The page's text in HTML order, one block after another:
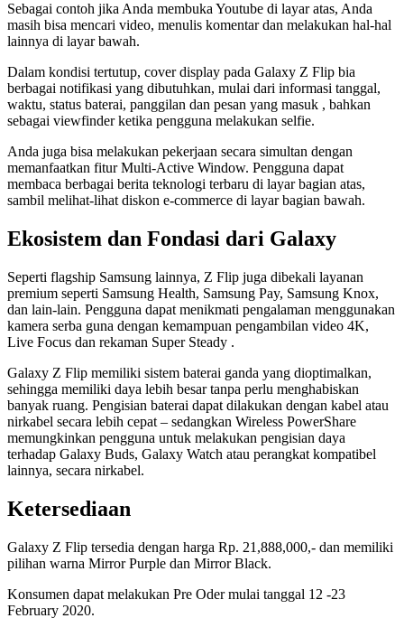
Sebagai contoh jika Anda membuka Youtube di layar atas, Anda
masih bisa mencari video, menulis komentar dan melakukan hal-hal
lainnya di layar bawah.
Dalam kondisi tertutup, cover display pada Galaxy Z Flip bia
berbagai notifikasi yang dibutuhkan, mulai dari informasi tanggal,
waktu, status baterai, panggilan dan pesan yang masuk , bahkan
sebagai viewfinder ketika pengguna melakukan selfie.
Anda juga bisa melakukan pekerjaan secara simultan dengan
memanfaatkan fitur Multi-Active Window. Pengguna dapat
membaca berbagai berita teknologi terbaru di layar bagian atas,
sambil melihat-lihat diskon e-commerce di layar bagian bawah.
Ekosistem dan Fondasi dari Galaxy
Seperti flagship Samsung lainnya, Z Flip juga dibekali layanan
premium seperti Samsung Health, Samsung Pay, Samsung Knox,
dan lain-lain. Pengguna dapat menikmati pengalaman menggunakan
kamera serba guna dengan kemampuan pengambilan video 4K,
Live Focus dan rekaman Super Steady .
Galaxy Z Flip memiliki sistem baterai ganda yang dioptimalkan,
sehingga memiliki daya lebih besar tanpa perlu menghabiskan
banyak ruang. Pengisian baterai dapat dilakukan dengan kabel atau
nirkabel secara lebih cepat – sedangkan Wireless PowerShare
memungkinkan pengguna untuk melakukan pengisian daya
terhadap Galaxy Buds, Galaxy Watch atau perangkat kompatibel
lainnya, secara nirkabel.
Ketersediaan
Galaxy Z Flip tersedia dengan harga Rp. 21,888,000,- dan memiliki
pilihan warna Mirror Purple dan Mirror Black.
Konsumen dapat melakukan Pre Oder mulai tanggal 12 -23
February 2020.